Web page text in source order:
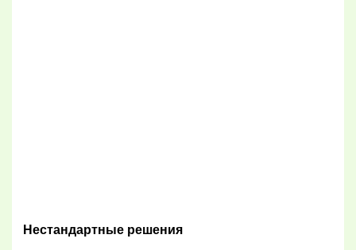
Нестандартные решения